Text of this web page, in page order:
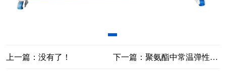
上一篇：没有了！ 下一篇：聚氨酯中常温弹性体浇注机